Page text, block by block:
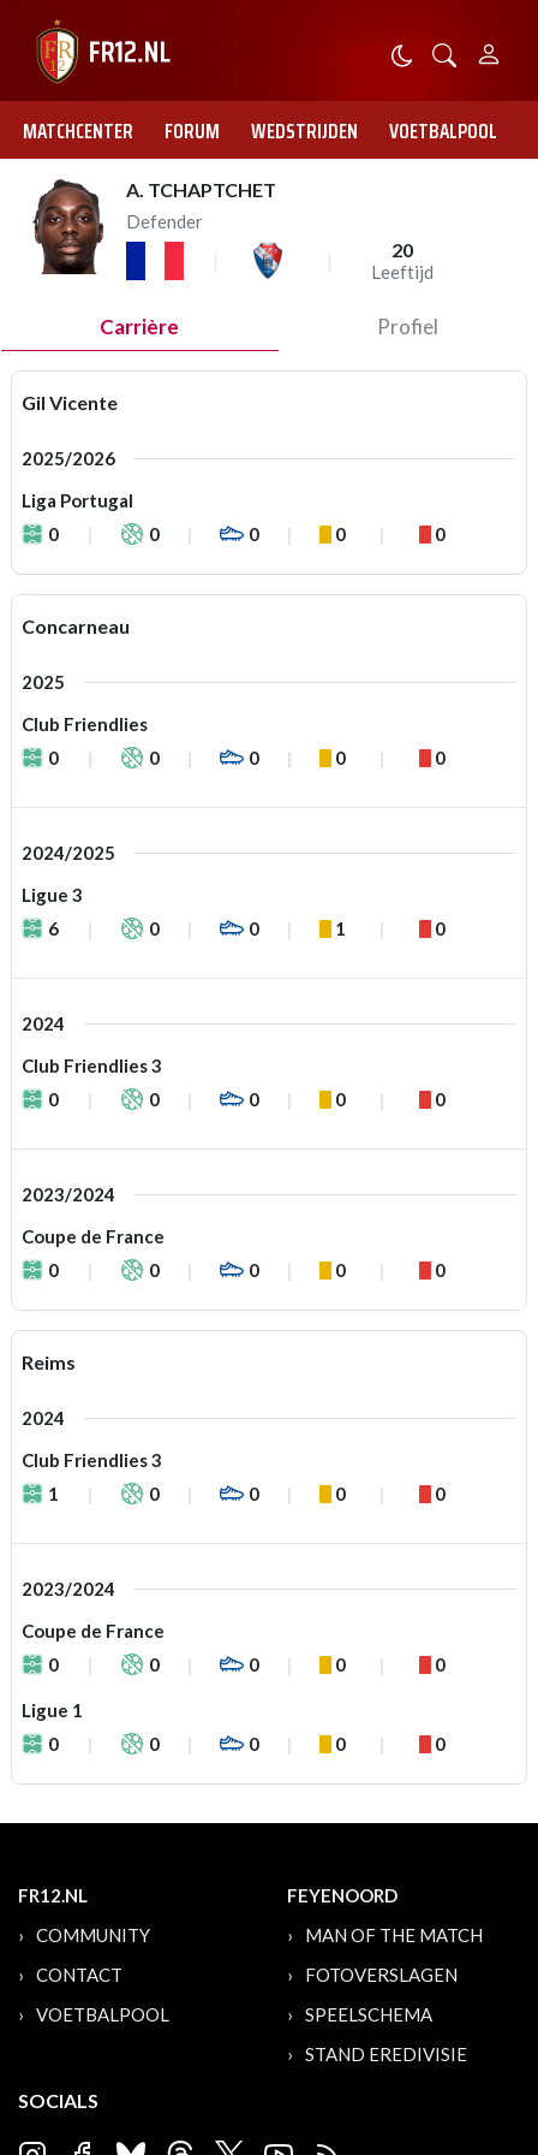
MATCHCENTER FORUM WEDSTRIJDEN VOETBALPOOL
A. TCHAPTCHET
Defender
20
Leeftijd
Carrière Profiel
Gil Vicente
2025/2026
Liga Portugal
0
0 0 0 0
Concarneau
2025
Club Friendlies
0
0 0 0 0
2024/2025
Ligue 3
6
0 0 1 0
2024
Club Friendlies 3
0
0 0 0 0
2023/2024
Coupe de France
0
0 0 0 0
Reims
2024
Club Friendlies 3
1
0 0 0 0
2023/2024
Coupe de France
0
0 0 0 0
Ligue 1
0
0 0 0 0
FR12.NL
COMMUNITY
CONTACT
VOETBALPOOL
FEYENOORD
MAN OF THE MATCH
FOTOVERSLAGEN
SPEELSCHEMA
STAND EREDIVISIE
SOCIALS